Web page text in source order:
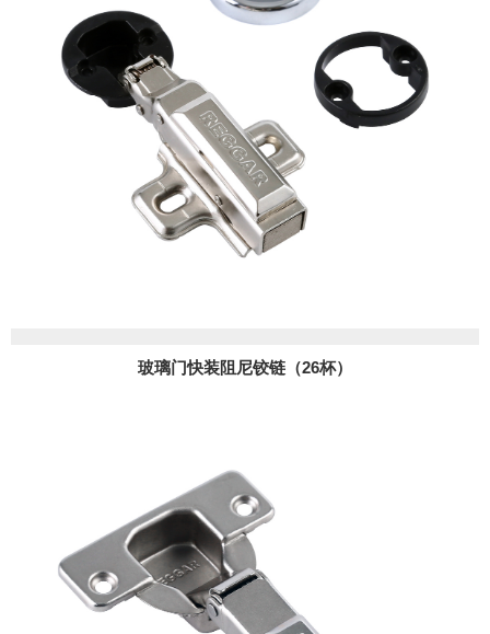
玻璃门快装阻尼铰链（26杯）